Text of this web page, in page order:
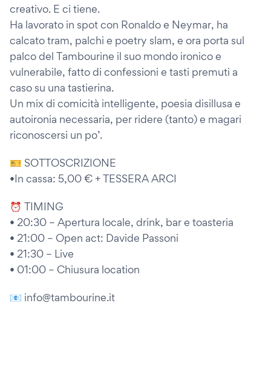
creativo. E ci tiene.
Ha lavorato in spot con Ronaldo e Neymar, ha
calcato tram, palchi e poetry slam, e ora porta sul
palco del Tambourine il suo mondo ironico e
vulnerabile, fatto di confessioni e tasti premuti a
caso su una tastierina.
Un mix di comicità intelligente, poesia disillusa e
autoironia necessaria, per ridere (tanto) e magari
riconoscersi un po’.
🎫 SOTTOSCRIZIONE
•In cassa: 5,00 € + TESSERA ARCI
⏰ TIMING
• 20:30 – Apertura locale, drink, bar e toasteria
• 21:00 – Open act: Davide Passoni
• 21:30 – Live
• 01:00 – Chiusura location
📧 info@tambourine.it